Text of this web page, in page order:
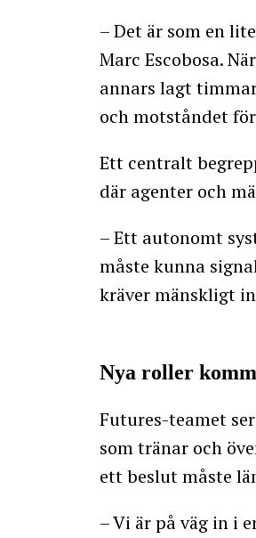
– Det är som en
Marc Escobosa.
annars lagt
och motståndet
Ett centralt
där agenter och
– Ett autonomt
måste kunna
kräver mänskligt
Nya roller
Futures-teamet
som tränar och
ett beslut måste
– Vi är på väg in i